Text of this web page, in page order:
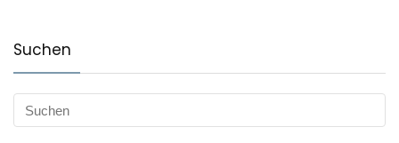
Suchen